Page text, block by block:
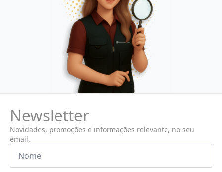
Newsletter
Novidades, promoções e informações relevante, no seu
email.
Nome